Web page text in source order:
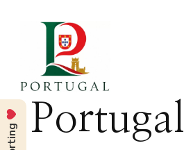
Portugal